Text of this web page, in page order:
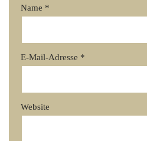
Name *
E-Mail-Adresse *
Website